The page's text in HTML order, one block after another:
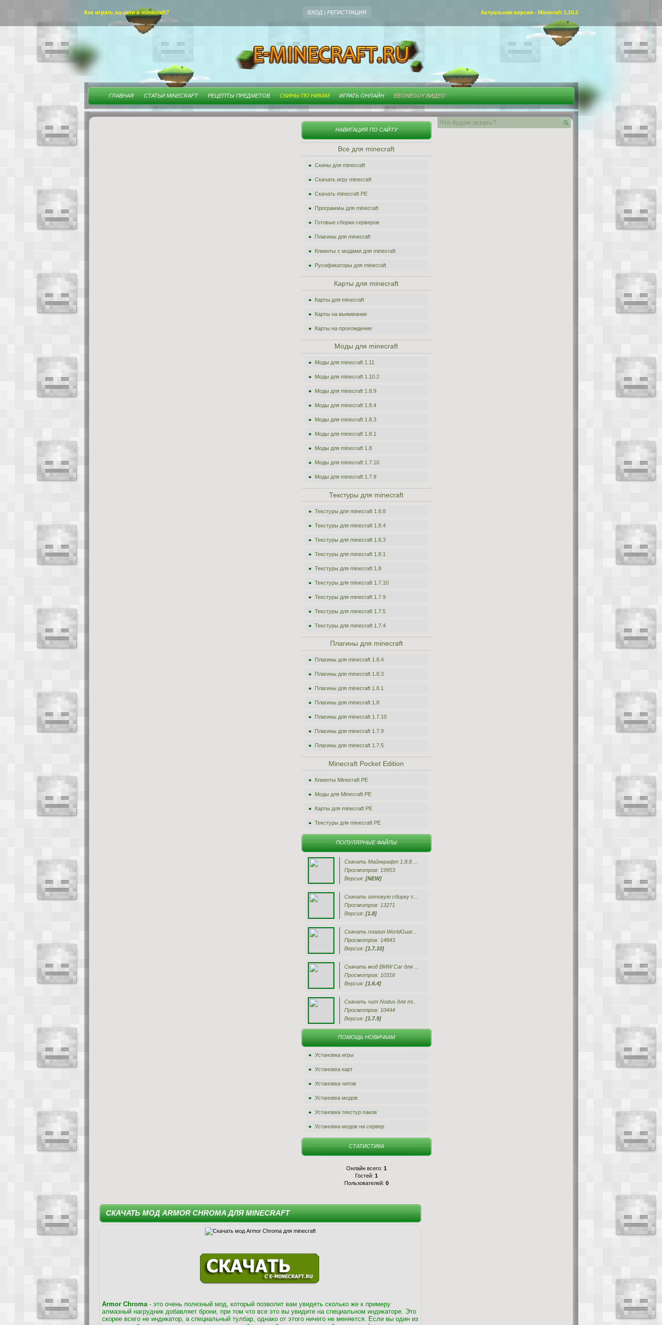
Как играть по сети в minecraft? ВХОД| РЕГИСТРАЦИЯ Актуальная версия - Minecraft 1.10.2
ГЛАВНАЯ СТАТЬИ MINECRAFT РЕЦЕПТЫ ПРЕДМЕТОВ СКИНЫ ПО НИКАМ ИГРАТЬ ОНЛАЙН EEONEGUY ВИДЕО
НАВИГАЦИЯ ПО САЙТУ
Все для minecraft
Скины для minecraft
Скачать игру minecraft
Скачать minecraft PE
Программы для minecraft
Готовые сборки серверов
Плагины для minecraft
Клиенты с модами для minecraft
Русификаторы для minecraft
Карты для minecraft
Карты для minecraft
Карты на выживание
Карты на прохождение
Моды для minecraft
Моды для minecraft 1.11
Моды для minecraft 1.10.2
Моды для minecraft 1.8.9
Моды для minecraft 1.8.4
Моды для minecraft 1.8.3
Моды для minecraft 1.8.1
Моды для minecraft 1.8
Моды для minecraft 1.7.10
Моды для minecraft 1.7.9
Текстуры для minecraft
Текстуры для minecraft 1.8.8
Текстуры для minecraft 1.8.4
Текстуры для minecraft 1.8.3
Текстуры для minecraft 1.8.1
Текстуры для minecraft 1.8
Текстуры для minecraft 1.7.10
Текстуры для minecraft 1.7.9
Текстуры для minecraft 1.7.5
Текстуры для minecraft 1.7.4
Плагины для minecraft
Плагины для minecraft 1.8.4
Плагины для minecraft 1.8.3
Плагины для minecraft 1.8.1
Плагины для minecraft 1.8
Плагины для minecraft 1.7.10
Плагины для minecraft 1.7.9
Плагины для minecraft 1.7.5
Minecraft Pocket Edition
Клиенты Minecraft PE
Моды для Minecraft PE
Карты для minecraft PE
Текстуры для minecraft PE
ПОПУЛЯРНЫЕ ФАЙЛЫ
Скачать Майнкрафт 1.8.8 ...
Просмотров: 19953
Версия: [NEW]
Скачать готовую сборку с...
Просмотров: 13271
Версия: [1.8]
Скачать плагин WorldGuar...
Просмотров: 14843
Версия: [1.7.10]
Скачать мод BMW Car для ...
Просмотров: 10316
Версия: [1.6.4]
Скачать чит Nodus для mi...
Просмотров: 10444
Версия: [1.7.9]
ПОМОЩЬ НОВИЧКАМ
Установка игры
Установка карт
Установка читов
Установка модов
Установка текстур паков
Установка модов на сервер
СТАТИСТИКА
Онлайн всего: 1
Гостей: 1
Пользователей: 0
СКАЧАТЬ МОД ARMOR CHROMA ДЛЯ MINECRAFT
Armor Chroma- это очень полезный мод, который позволит вам увидеть сколько же к примеру
алмазный нагрудник добавляет брони, при том что все это вы увидите на специальном индикаторе. Это
скорее всего не индикатор, а специальный тулбар, однако от этого ничего не меняется. Если вы один из